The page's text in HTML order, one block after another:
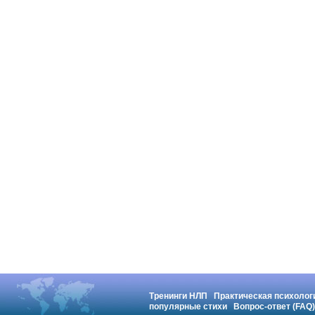
Тренинги НЛП
Практическая
популярные стихи
Вопрос-ответ (FAQ)